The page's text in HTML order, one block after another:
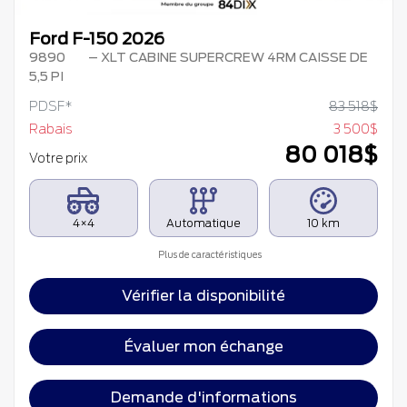
Ford F-150 2026
9890
– XLT CABINE SUPERCREW 4RM CAISSE DE
5,5 PI
PDSF* 83 518$
Rabais
3 500$
Votre prix
80 018$
4×4 Automatique 10 km
Plus de caractéristiques
Vérifier la disponibilité
Évaluer mon échange
Demande d'informations